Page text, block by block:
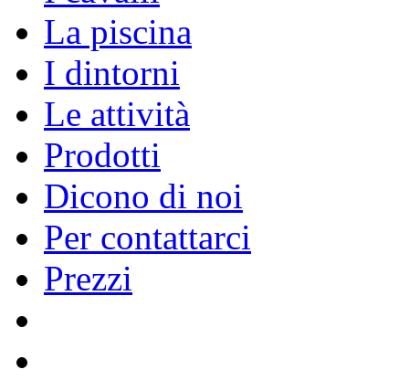
La piscina
I dintorni
Le attività
Prodotti
Dicono di noi
Per contattarci
Prezzi